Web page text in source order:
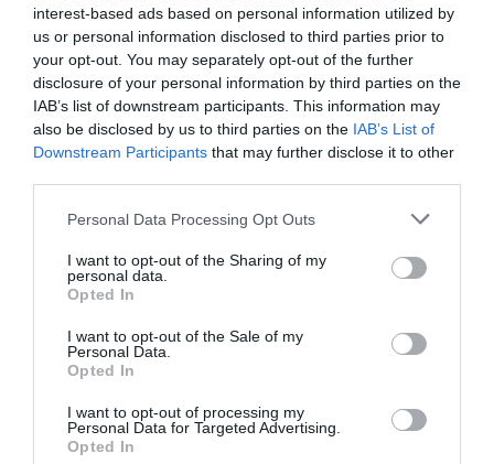
interest-based ads based on personal information utilized by
us or personal information disclosed to third parties prior to
your opt-out. You may separately opt-out of the further
disclosure of your personal information by third parties on the
IAB’s list of downstream participants. This information may
also be disclosed by us to third parties on the IAB’s List of
Downstream Participants that may further disclose it to other
Please note that this website/app uses one or more Google
not limited to your visit or usage behaviour. You may click to
grant or deny consent to Google and its third-party tags to
use your data for below specified purposes in below Google
consent section.
Personal Data Processing Opt Outs
I want to opt-out of the Sharing of my
personal data.
Opted In
I want to opt-out of the Sale of my
Personal Data.
Opted In
I want to opt-out of processing my
Personal Data for Targeted Advertising.
Opted In
"Πρέπει να το κόψουν, είναι σάπιο"
17.02.2026 - 08:16
ΕΛΛΑΔΑ